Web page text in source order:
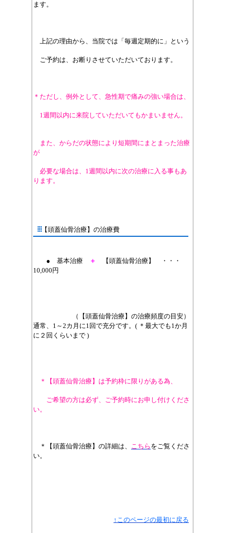
ます。
上記の理由から、当院では「毎週定期的に」という
ご予約は、お断りさせていただいております。
＊ただし、例外として、急性期で痛みの強い場合は、
1週間以内に来院していただいてもかまいません。
また、からだの状態により短期間にまとまった治療
が
必要な場合は、1週間以内に次の治療に入る事もあ
ります。
【頭蓋仙骨治療】の治療費
● 基本治療 ＋ 【頭蓋仙骨治療】
・・・
10,000円
（
【頭蓋仙骨治療】の治療頻度の目安）
通常、1～2カ月に1回で充分です。( ＊最大でも1か月
に２回くらいまで )
＊【頭蓋仙骨治療】は予約枠に限りがある為、
ご希望の方は必ず、 ご予約時にお申し付けくださ
い。
＊【頭蓋仙骨治療】の詳細は、 こちら をご覧くださ
い。
↑このページの最初に戻る